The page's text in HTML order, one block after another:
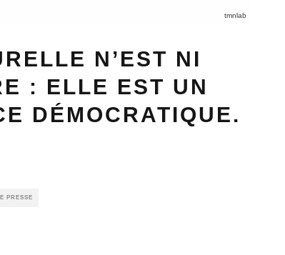
tmnlab
N’EST NI
: ELLE EST UN
DÉMOCRATIQUE.
PRESSE